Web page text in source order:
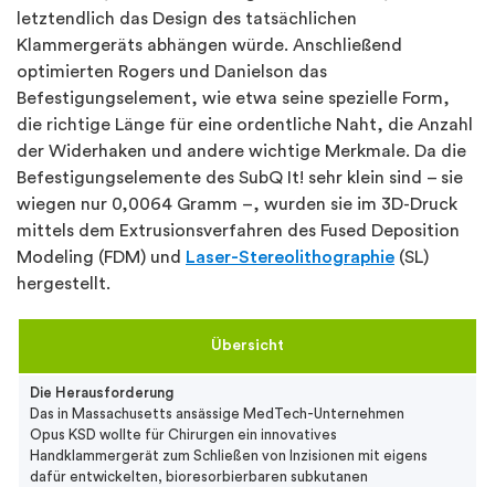
letztendlich das Design des tatsächlichen
Klammergeräts abhängen würde. Anschließend
optimierten Rogers und Danielson das
Befestigungselement, wie etwa seine spezielle Form,
die richtige Länge für eine ordentliche Naht, die Anzahl
der Widerhaken und andere wichtige Merkmale. Da die
Befestigungselemente des SubQ It! sehr klein sind – sie
wiegen nur 0,0064 Gramm –, wurden sie im 3D-Druck
mittels dem Extrusionsverfahren des Fused Deposition
Modeling (FDM) und Laser-Stereolithographie (SL)
hergestellt.
Übersicht
Die Herausforderung
Das in Massachusetts ansässige MedTech-Unternehmen
Opus KSD wollte für Chirurgen ein innovatives
Handklammergerät zum Schließen von Inzisionen mit eigens
dafür entwickelten, bioresorbierbaren subkutanen